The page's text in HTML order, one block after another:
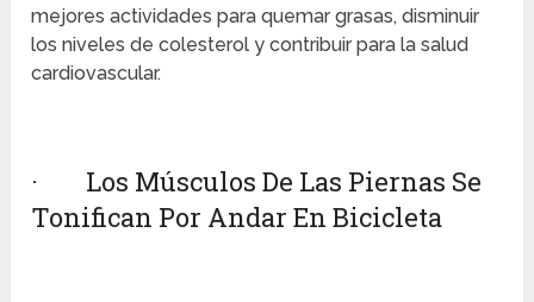
mejores actividades para quemar grasas, disminuir
los niveles de colesterol y contribuir para la salud
cardiovascular.
· Los Músculos De Las Piernas Se
Tonifican Por Andar En Bicicleta